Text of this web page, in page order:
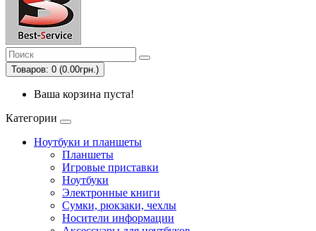
Товаров: 0 (0.00грн.)
Ваша корзина пуста!
Категории
Ноутбуки и планшеты
Планшеты
Игровые приставки
Ноутбуки
Электронные книги
Сумки, рюкзаки, чехлы
Носители информации